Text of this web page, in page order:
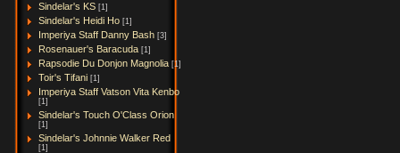
Sindelar's KS [1]
Sindelar's Heidi Ho [1]
Imperiya Staff Danny Bash [3]
Rosenauer's Baracuda [1]
Rapsodie Du Donjon Magnolia [1]
Toir's Tifani [1]
Imperiya Staff Vatson Vita Kenbo
[1]
Sindelar's Touch O'Class Orion
[1]
Sindelar's Johnnie Walker Red
[1]